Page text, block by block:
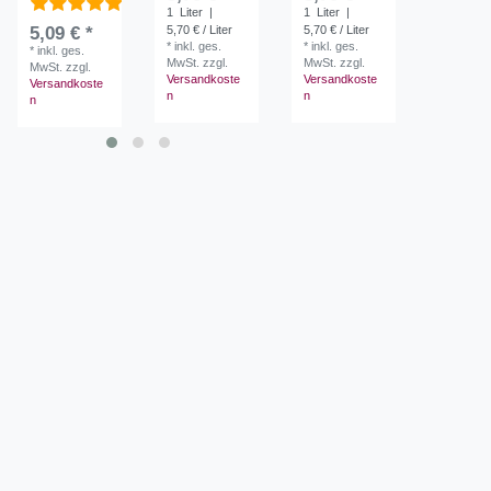
5,09 € *
*inkl. ges.
MwSt. zzgl.
Versandkoste
n
1 Liter |
5,70 € / Liter
*inkl. ges.
MwSt. zzgl.
Versandkoste
n
1 Liter |
5,70 € / Liter
*inkl. ges.
MwSt. zzgl.
Versandkoste
n